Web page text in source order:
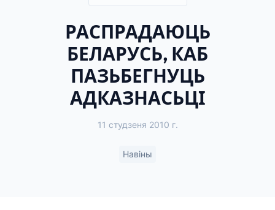
РАСПРАДАЮЦЬ
БЕЛАРУСЬ, КАБ
ПАЗЬБЕГНУЦЬ
АДКАЗНАСЬЦІ
11 студзеня 2010 г.
Навіны